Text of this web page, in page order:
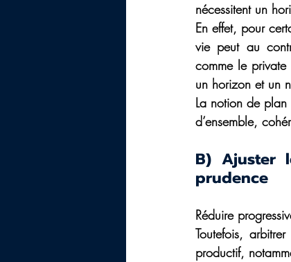
nécessitent un
En effet, pour
vie peut au
comme le private
un horizon et un
La notion de plan
d’ensemble,
B) Ajuster
prudence
Réduire
Toutefois,
productif,